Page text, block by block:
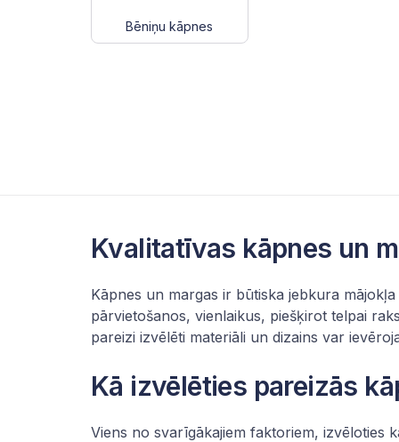
Bēniņu kāpnes
Kvalitatīvas kāpnes un
Kāpnes un margas ir būtiska jebkura
pārvietošanos, vienlaikus, piešķirot telpai
pareizi izvēlēti materiāli un dizains var
Kā izvēlēties pareizās
Viens no svarīgākajiem faktoriem, izvēloties